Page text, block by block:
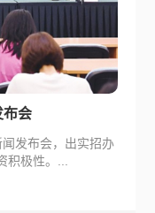
布会
发布会，出实招办
积极性。...